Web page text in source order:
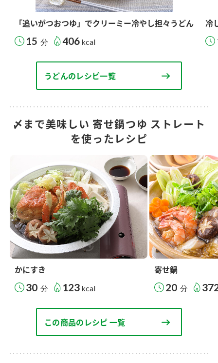
「追いがつおつゆ」でクリーミー冷やし担々うどん
15 分 406 kcal
冷
うどんのレシピ一覧
〆まで美味しい 寄せ鍋つゆ ストレート
を使ったレシピ
かにすき
30 分 123 kcal
寄せ鍋
20 分
この商品のレシピ 一覧